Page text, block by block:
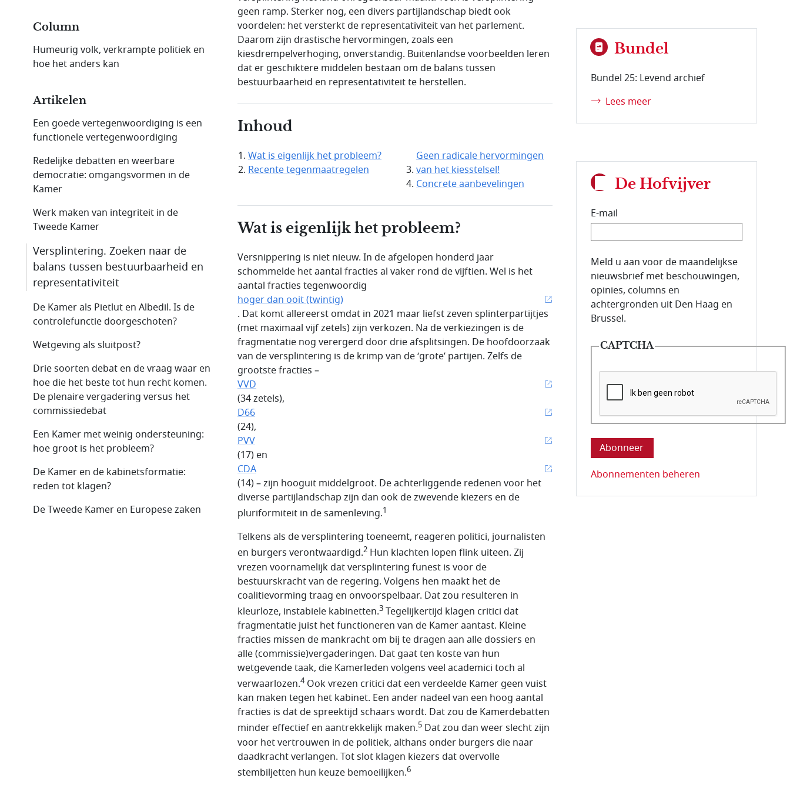
geen ramp. Sterker nog, een divers partijlandschap biedt ook
voordelen: het versterkt de representativiteit van het parlement.
Daarom zijn drastische hervormingen, zoals een
kiesdrempelverhoging, onverstandig. Buitenlandse voorbeelden leren
dat er geschiktere middelen bestaan om de balans tussen
bestuurbaarheid en representativiteit te herstellen.
Inhoud
Wat is eigenlijk het probleem?
Recente tegenmaatregelen
Geen radicale hervormingen
van het kiesstelsel!
Concrete aanbevelingen
Wat is eigenlijk het probleem?
Versnippering is niet nieuw. In de afgelopen honderd jaar
schommelde het aantal fracties al vaker rond de vijftien. Wel is het
aantal fracties tegenwoordig
hoger dan ooit (twintig)
. Dat komt allereerst omdat in 2021 maar liefst zeven splinterpartijtjes
(met maximaal vijf zetels) zijn verkozen. Na de verkiezingen is de
fragmentatie nog verergerd door drie afsplitsingen. De hoofdoorzaak
van de versplintering is de krimp van de ‘grote’ partijen. Zelfs de
grootste fracties –
VVD
(34 zetels),
D66
(24),
PVV
(17) en
CDA
(14) – zijn hooguit middelgroot. De achterliggende redenen voor het
diverse partijlandschap zijn dan ook de zwevende kiezers en de
pluriformiteit in de samenleving.1
Telkens als de versplintering toeneemt, reageren politici, journalisten
en burgers verontwaardigd.2 Hun klachten lopen flink uiteen. Zij
vrezen voornamelijk dat versplintering funest is voor de
bestuurskracht van de regering. Volgens hen maakt het de
coalitievorming traag en onvoorspelbaar. Dat zou resulteren in
kleurloze, instabiele kabinetten.3 Tegelijkertijd klagen critici dat
fragmentatie juist het functioneren van de Kamer aantast. Kleine
fracties missen de mankracht om bij te dragen aan alle dossiers en
alle (commissie)vergaderingen. Dat gaat ten koste van hun
wetgevende taak, die Kamerleden volgens veel academici toch al
verwaarlozen.4Ook vrezen critici dat een verdeelde Kamer geen vuist
kan maken tegen het kabinet. Een ander nadeel van een hoog aantal
fracties is dat de spreektijd schaars wordt. Dat zou de Kamerdebatten
minder effectief en aantrekkelijk maken.5 Dat zou dan weer slecht zijn
voor het vertrouwen in de politiek, althans onder burgers die naar
daadkracht verlangen. Tot slot klagen kiezers dat overvolle
stembiljetten hun keuze bemoeilijken.6
Column
Humeurig volk, verkrampte politiek en
hoe het anders kan
Artikelen
Een goede vertegenwoordiging is een
functionele vertegenwoordiging
Redelijke debatten en weerbare
democratie: omgangsvormen in de
Kamer
Werk maken van integriteit in de
Tweede Kamer
Versplintering. Zoeken naar de
balans tussen bestuurbaarheid en
representativiteit
De Kamer als Pietlut en Albedil. Is de
controlefunctie doorgeschoten?
Wetgeving als sluitpost?
Drie soorten debat en de vraag waar en
hoe die het beste tot hun recht komen.
De plenaire vergadering versus het
commissiedebat
Een Kamer met weinig ondersteuning:
hoe groot is het probleem?
De Kamer en de kabinetsformatie:
reden tot klagen?
De Tweede Kamer en Europese zaken
Bundel
Bundel 25: Levend archief
Lees meer
De Hofvijver
E-mail
E-mailadres van de abonnee.
Meld u aan voor de maandelijkse
nieuwsbrief met beschouwingen,
opinies, columns en
achtergronden uit Den Haag en
Brussel.
CAPTCHA
Deze vraag is om te controleren dat u
Abonnementen beheren